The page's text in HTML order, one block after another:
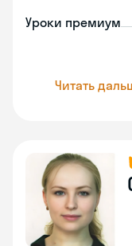
Уроки премиум
Читать